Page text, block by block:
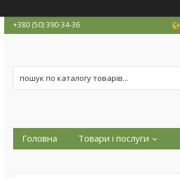
+380 (50) 390-34-36
Головна Товари і послуги